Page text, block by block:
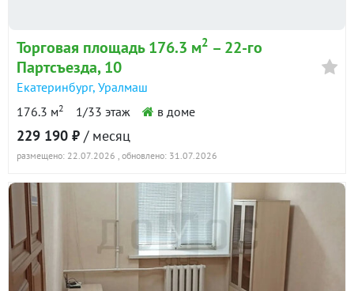
Торговая площадь 176.3 м2 – 22-го
Партсъезда, 10
Екатеринбург, Уралмаш
176.3 м2 1/33 этаж в доме
229 190 ₽ / месяц
размещено: 22.07.2026 , обновлено: 31.07.2026